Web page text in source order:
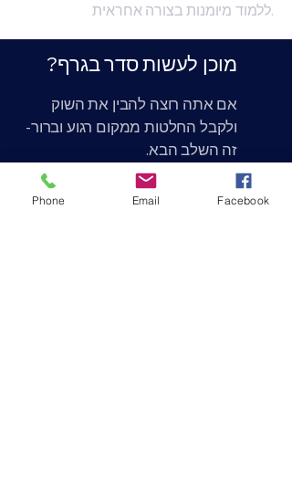
ללמוד מיומנות בצורה אחראית.
?מוכן לעשות סדר בגרף
אם אתה רוצה להבין את השוק
-ולקבל החלטות ממקום רגוע וברור
.זה השלב הבא
קבל פרטים בווטסאפ
Phone Email Facebook